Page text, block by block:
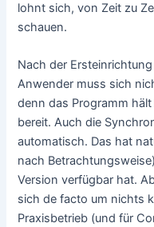
lohnt sich, von Zeit zu
schauen.
Nach der
Anwender muss sich
denn das Programm
bereit. Auch die
automatisch. Das hat
nach
Version verfügbar hat.
sich de facto um nichts
Praxisbetrieb (und für